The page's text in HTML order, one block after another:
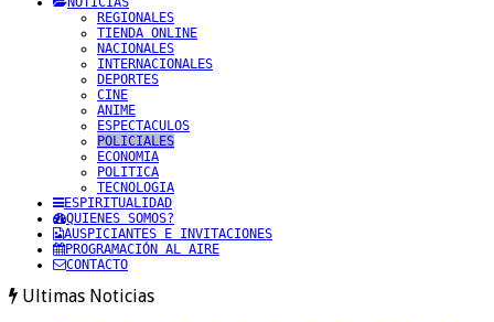
REGIONALES
TIENDA ONLINE
NACIONALES
INTERNACIONALES
DEPORTES
CINE
ANIME
ESPECTACULOS
POLICIALES
ECONOMIA
POLITICA
TECNOLOGIA
ESPIRITUALIDAD
QUIENES SOMOS?
AUSPICIANTES E INVITACIONES
PROGRAMACIÓN AL AIRE
CONTACTO
Ultimas Noticias